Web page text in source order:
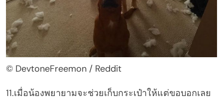
© DevtoneFreemon / Reddit
11.เมื่อน้องพยายามจะช่วยเก็บกระเป๋าให้แต่ขอบอกเลย